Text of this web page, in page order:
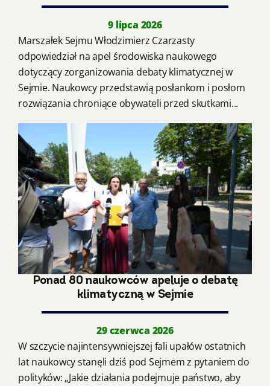
9 lipca 2026
Marszałek Sejmu Włodzimierz Czarzasty
odpowiedział na apel środowiska naukowego
dotyczący zorganizowania debaty klimatycznej w
Sejmie. Naukowcy przedstawią posłankom i posłom
rozwiązania chroniące obywateli przed skutkami...
Ponad 80 naukowców apeluje o debatę
klimatyczną w Sejmie
29 czerwca 2026
W szczycie najintensywniejszej fali upałów ostatnich
lat naukowcy stanęli dziś pod Sejmem z pytaniem do
polityków: „Jakie działania podejmuje państwo, aby